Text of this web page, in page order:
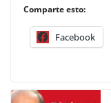
Comparte esto:
Facebook